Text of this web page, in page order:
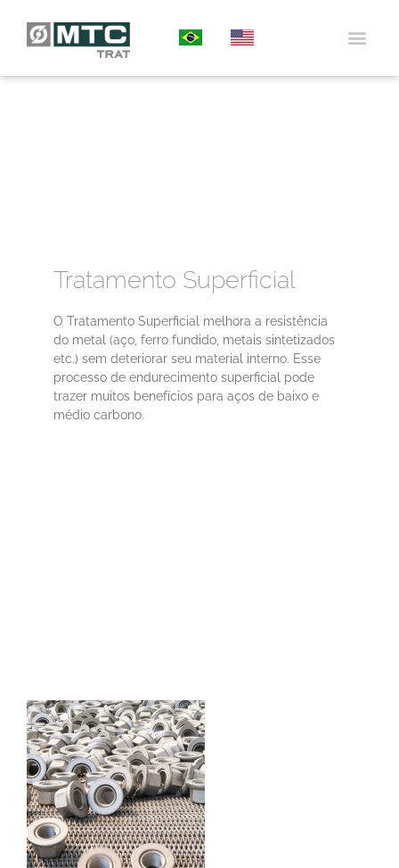
Tratamento Superficial
O Tratamento Superficial melhora a resistência
do metal (aço, ferro fundido, metais sintetizados
etc.) sem deteriorar seu material interno. Esse
processo de endurecimento superficial pode
trazer muitos benefícios para aços de baixo e
médio carbono.